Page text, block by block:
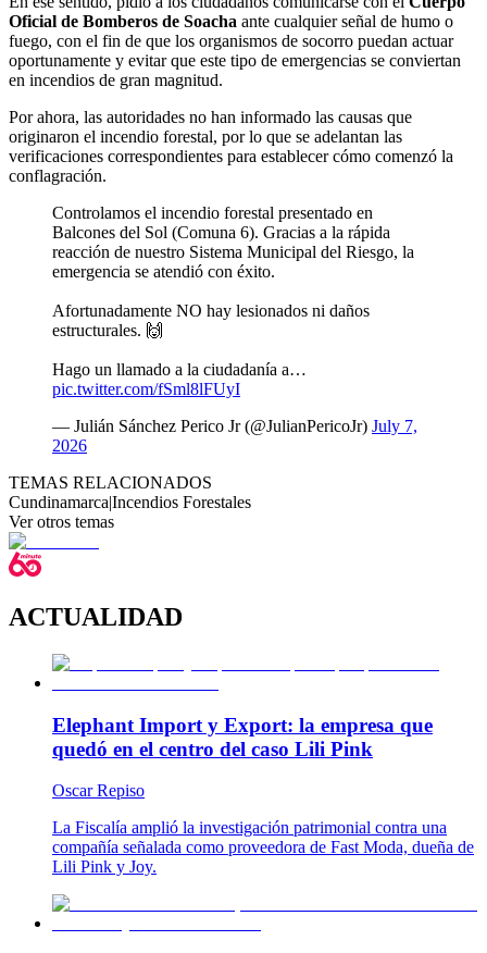
Oficial de Bomberos de Soacha ante cualquier señal de humo o
fuego, con el fin de que los organismos de socorro puedan actuar
oportunamente y evitar que este tipo de emergencias se conviertan
en incendios de gran magnitud.
Por ahora, las autoridades no han informado las causas que
originaron el incendio forestal, por lo que se adelantan las
verificaciones correspondientes para establecer cómo comenzó la
conflagración.
Controlamos el incendio forestal presentado en
Balcones del Sol (Comuna 6). Gracias a la rápida
reacción de nuestro Sistema Municipal del Riesgo, la
emergencia se atendió con éxito.
​Afortunadamente NO hay lesionados ni daños
estructurales. 🙌
​Hago un llamado a la ciudadanía a…
pic.twitter.com/fSml8lFUyI
— Julián Sánchez Perico Jr (@JulianPericoJr) July 7,
2026
TEMAS RELACIONADOS
Cundinamarca|Incendios Forestales
Ver otros temas
ACTUALIDAD
Elephant Import y Export: la empresa que
quedó en el centro del caso Lili Pink
Oscar Repiso
La Fiscalía amplió la investigación patrimonial contra una
compañía señalada como proveedora de Fast Moda, dueña de
Lili Pink y Joy.